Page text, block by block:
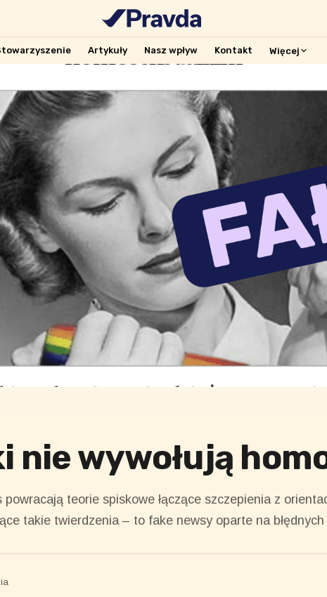
Artykuły Nasz wpływ Kontakt Więcej
nie wywołują
teorie spiskowe łączące szczepienia z
takie twierdzenia – to fake newsy oparte na